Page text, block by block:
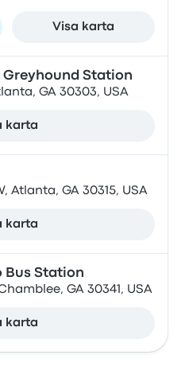
Visa karta
Station
GA 30303, USA
karta
Atlanta, GA 30315, USA
karta
Bus Station
GA 30341, USA
karta